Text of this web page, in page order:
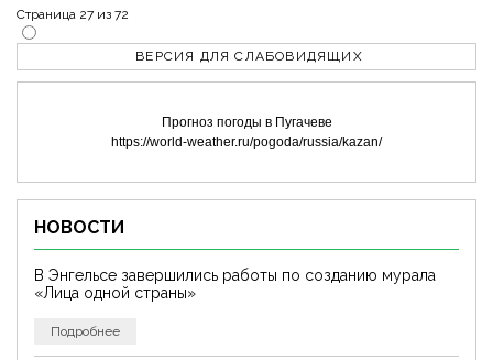
ВЕРСИЯ ДЛЯ СЛАБОВИДЯЩИХ
Прогноз погоды в Пугачеве
https://world-weather.ru/pogoda/russia/kazan/
НОВОСТИ
В Энгельсе завершились работы по созданию мурала
«Лица одной страны»
Подробнее
Страница 27 из 72